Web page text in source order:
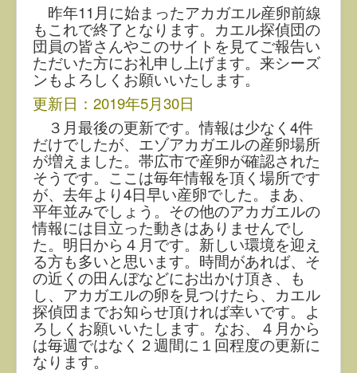
昨年11月に始まったアカガエル産卵前線
もこれで終了となります。カエル探偵団の
団員の皆さんやこのサイトを見てご報告い
ただいた方にお礼申し上げます。来シーズ
ンもよろしくお願いいたします。
更新日：2019年5月30日
３月最後の更新です。情報は少なく4件
だけでしたが、エゾアカガエルの産卵場所
が増えました。帯広市で産卵が確認された
そうです。ここは毎年情報を頂く場所です
が、去年より4日早い産卵でした。まあ、
平年並みでしょう。その他のアカガエルの
情報には目立った動きはありませんでし
た。明日から４月です。新しい環境を迎え
る方も多いと思います。時間があれば、そ
の近くの田んぼなどにお出かけ頂き、も
し、アカガエルの卵を見つけたら、カエル
探偵団までお知らせ頂ければ幸いです。よ
ろしくお願いいたします。なお、４月から
は毎週ではなく２週間に１回程度の更新に
なります。